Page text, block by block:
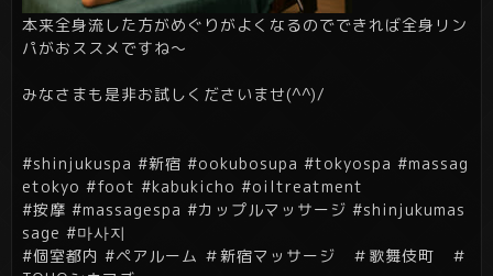
本来全身流した方がめぐりがよくなるのでできれば全身リン
パがおススメですね～
みなさまも是非お試しくださいませ(^^)/
#shinjukuspa #新宿 #ookubosupa #tokyospa #massag
etokyo #foot #kabukicho #oiltreatment
#按摩 #massagespa #カップルマッサージ #shinjukumas
sage #마사지
#個室都内 #ペアルーム ＃新宿マッサージ ＃歌舞伎町 ＃